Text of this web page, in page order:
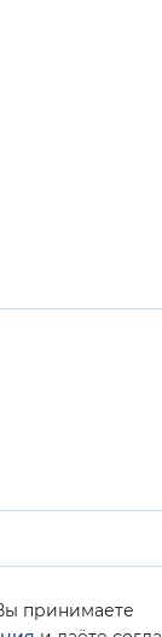
принимаете